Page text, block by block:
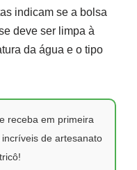
indicam se a bolsa
deve ser limpa à
da água e o tipo
receba em primeira
de artesanato